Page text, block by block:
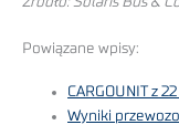
Powiązane wpisy:
CARGOUNIT z
Wyniki